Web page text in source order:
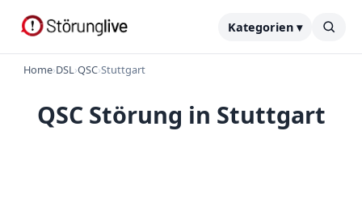
Kategorien ▾
Home›DSL›QSC›Stuttgart
QSC Störung in Stuttgart